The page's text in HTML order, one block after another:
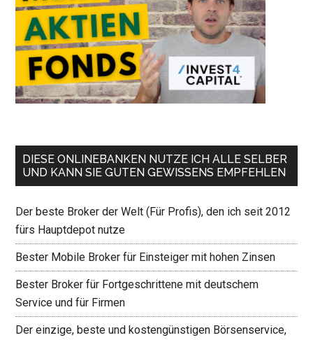
DIESE ONLINEBANKEN NUTZE ICH ALLE SELBER
UND KANN SIE GUTEN GEWISSENS EMPFEHLEN
Der beste Broker der Welt (Für Profis), den ich seit 2012
fürs Hauptdepot nutze
Bester Mobile Broker für Einsteiger mit hohen Zinsen
Bester Broker für Fortgeschrittene mit deutschem
Service und für Firmen
Der einzige, beste und kostengünstigen Börsenservice,